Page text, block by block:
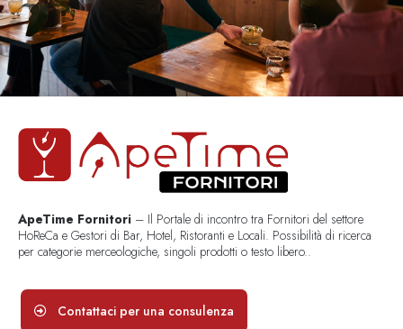
ApeTime Fornitori – Il Portale di incontro tra Fornitori del settore
HoReCa e Gestori di Bar, Hotel, Ristoranti e Locali. Possibilità di ricerca
per categorie merceologiche, singoli prodotti o testo libero..
Contattaci per una consulenza